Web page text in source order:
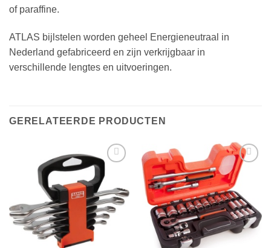
of paraffine.
ATLAS bijlstelen worden geheel Energieneutraal in
Nederland gefabriceerd en zijn verkrijgbaar in
verschillende lengtes en uitvoeringen.
GERELATEERDE PRODUCTEN
Toevoegen
aan
verlanglijst
Toevoegen
aan
verlanglijst